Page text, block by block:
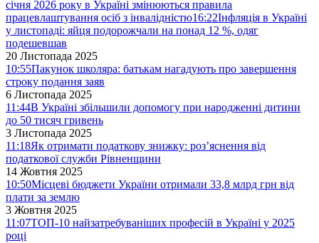
січня 2026 року в Україні змінюються правила
працевлаштування осіб з інвалідністю16:22Інфляція в Україні
у листопаді: яйця подорожчали на понад 12 %, одяг
подешевшав
20 Листопада 2025
10:55Пакунок школяра: батькам нагадують про завершення
строку подання заяв
6 Листопада 2025
11:44В Україні збільшили допомогу при народженні дитини
до 50 тисяч гривень
3 Листопада 2025
11:18Як отримати податкову знижку: роз’яснення від
податкової служби Рівненщини
14 Жовтня 2025
10:50Місцеві бюджети України отримали 33,8 млрд грн від
плати за землю
3 Жовтня 2025
11:07ТОП-10 найзатребуваніших професій в Україні у 2025
році